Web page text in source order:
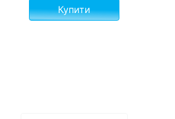
Купити